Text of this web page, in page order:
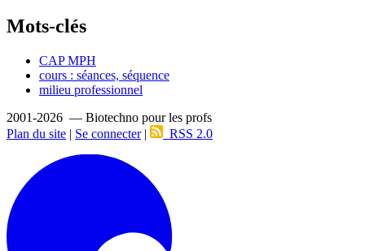
Mots-clés
CAP MPH
cours : séances, séquence
milieu professionnel
2001-2026 — Biotechno pour les profs
Plan du site | Se connecter| RSS 2.0